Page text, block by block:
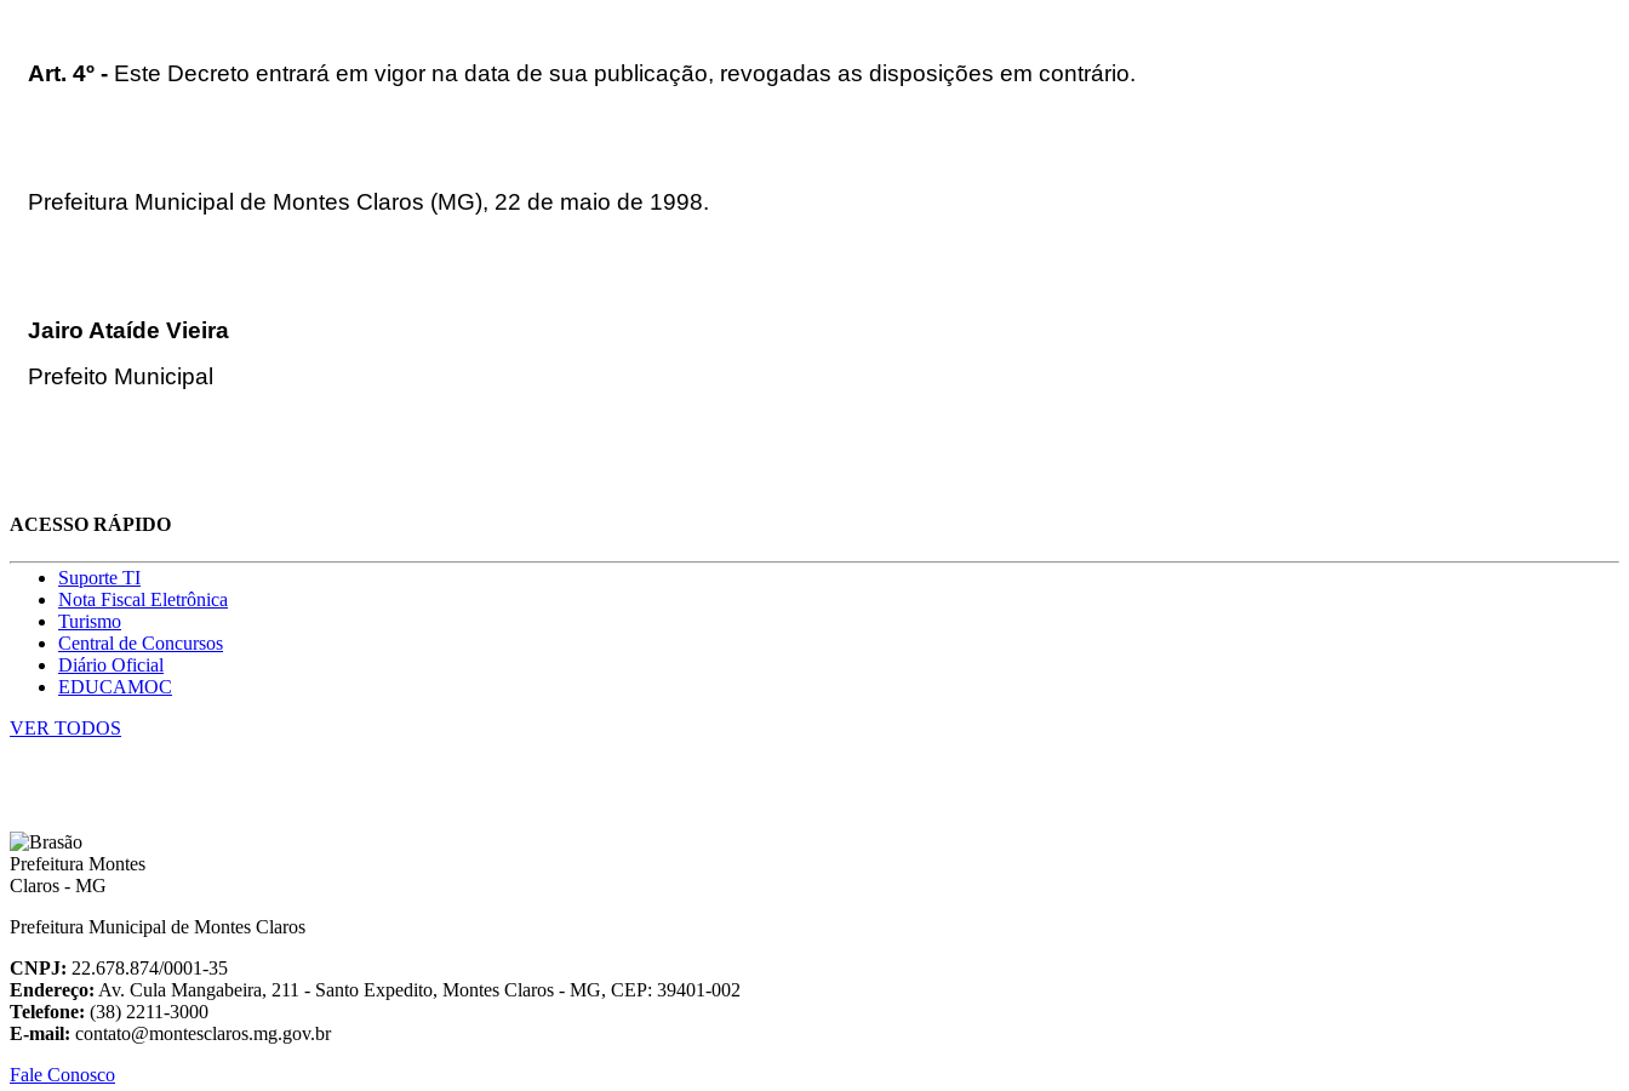
Art. 4º - Este Decreto entrará em vigor na data de sua publicação, revogadas as disposições em contrário.
Prefeitura Municipal de Montes Claros (MG), 22 de maio de 1998.
Jairo Ataíde Vieira
Prefeito Municipal
ACESSO RÁPIDO
Suporte TI
Nota Fiscal Eletrônica
Turismo
Central de Concursos
Diário Oficial
EDUCAMOC
VER TODOS
Prefeitura Municipal de Montes Claros
CNPJ: 22.678.874/0001-35
Endereço: Av. Cula Mangabeira, 211 - Santo Expedito, Montes Claros - MG, CEP: 39401-002
Telefone: (38) 2211-3000
E-mail: contato@montesclaros.mg.gov.br
Fale Conosco